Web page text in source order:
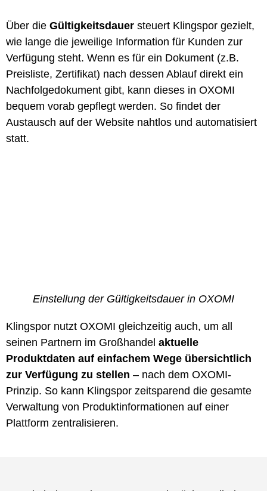
Über die Gültigkeitsdauer steuert Klingspor gezielt,
wie lange die jeweilige Information für Kunden zur
Verfügung steht. Wenn es für ein Dokument (z.B.
Preisliste, Zertifikat) nach dessen Ablauf direkt ein
Nachfolgedokument gibt, kann dieses in OXOMI
bequem vorab gepflegt werden. So findet der
Austausch auf der Website nahtlos und automatisiert
statt.
Einstellung der Gültigkeitsdauer in OXOMI
Klingspor nutzt OXOMI gleichzeitig auch, um all
seinen Partnern im Großhandel aktuelle
Produktdaten auf einfachem Wege übersichtlich
zur Verfügung zu stellen – nach dem OXOMI-
Prinzip. So kann Klingspor zeitsparend die gesamte
Verwaltung von Produktinformationen auf einer
Plattform zentralisieren.